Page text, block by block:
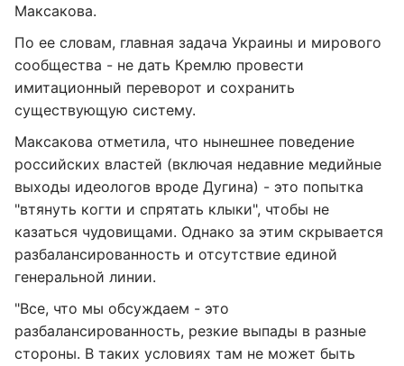
Максакова.
По ее словам, главная задача Украины и мирового
сообщества - не дать Кремлю провести
имитационный переворот и сохранить
существующую систему.
Максакова отметила, что нынешнее поведение
российских властей (включая недавние медийные
выходы идеологов вроде Дугина) - это попытка
"втянуть когти и спрятать клыки", чтобы не
казаться чудовищами. Однако за этим скрывается
разбалансированность и отсутствие единой
генеральной линии.
"Все, что мы обсуждаем - это
разбалансированность, резкие выпады в разные
стороны. В таких условиях там не может быть